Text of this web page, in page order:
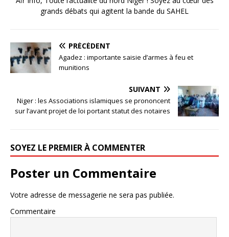
grands débats qui agitent la bande du SAHEL
PRÉCÉDENT
Agadez : importante saisie d’armes à feu et
munitions
SUIVANT
Niger : les Associations islamiques se prononcent
sur l’avant projet de loi portant statut des notaires
SOYEZ LE PREMIER À COMMENTER
Poster un Commentaire
Votre adresse de messagerie ne sera pas publiée.
Commentaire